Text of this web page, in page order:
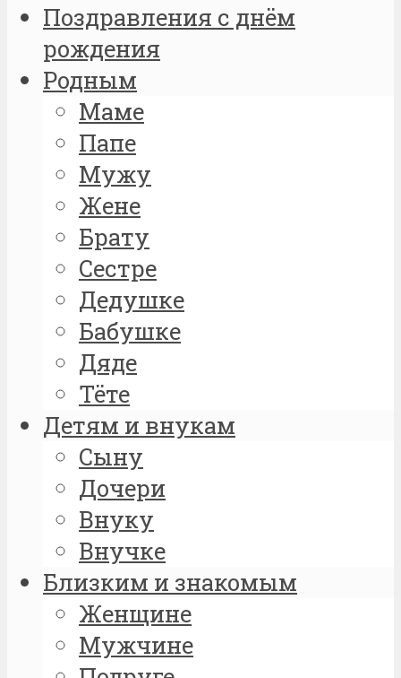
Поздравления с днём
рождения
Родным
Маме
Папе
Мужу
Жене
Брату
Сестре
Дедушке
Бабушке
Дяде
Тёте
Детям и внукам
Сыну
Дочери
Внуку
Внучке
Близким и знакомым
Женщине
Мужчине